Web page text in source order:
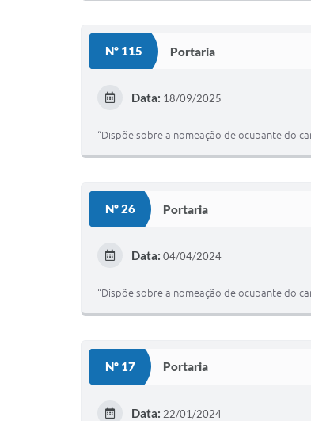
Nº 115 Portaria
Data: 18/09/2025
“Dispõe sobre a nomeação de ocupante do
Nº 26 Portaria
Data: 04/04/2024
“Dispõe sobre a nomeação de ocupante do
Nº 17 Portaria
Data: 22/01/2024